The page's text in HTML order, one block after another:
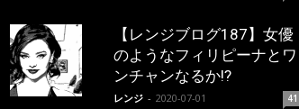
【レンジブログ187】女優
のようなフィリピーナとワ
ンチャンなるか!?
レンジ - 2020-07-01 41